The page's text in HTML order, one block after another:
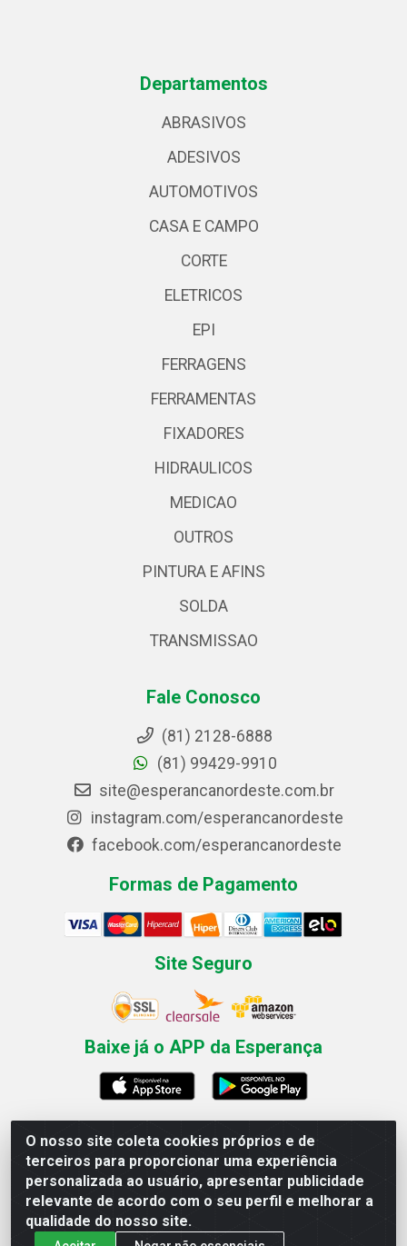
O nosso site coleta cookies próprios e de
terceiros para proporcionar uma experiência
personalizada ao usuário, apresentar publicidade
relevante de acordo com o seu perfil e melhorar a
qualidade do nosso site.
Departamentos
ABRASIVOS
ADESIVOS
AUTOMOTIVOS
CASA E CAMPO
CORTE
ELETRICOS
EPI
FERRAGENS
FERRAMENTAS
FIXADORES
HIDRAULICOS
MEDICAO
OUTROS
PINTURA E AFINS
SOLDA
TRANSMISSAO
Fale Conosco
(81) 2128-6888
(81) 99429-9910
site@esperancanordeste.com.br
instagram.com/esperancanordeste
facebook.com/esperancanordeste
Formas de Pagamento
Site Seguro
Baixe já o APP da Esperança
Esperança Nordeste - Rua Professor Caldas Filho, 291 -
Estância - Recife / PE CEP: 50771-335 - CNPJ
03.666.136/0001-23